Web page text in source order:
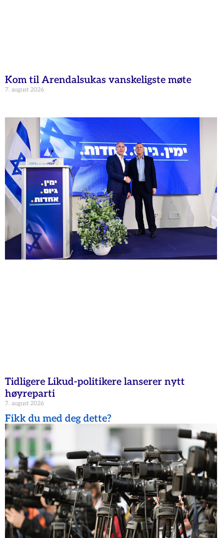
Kom til Arendalsukas vanskeligste møte
7. august 2026
Tidligere Likud-politikere lanserer nytt
høyreparti
7. august 2026
Fikk du med deg dette?